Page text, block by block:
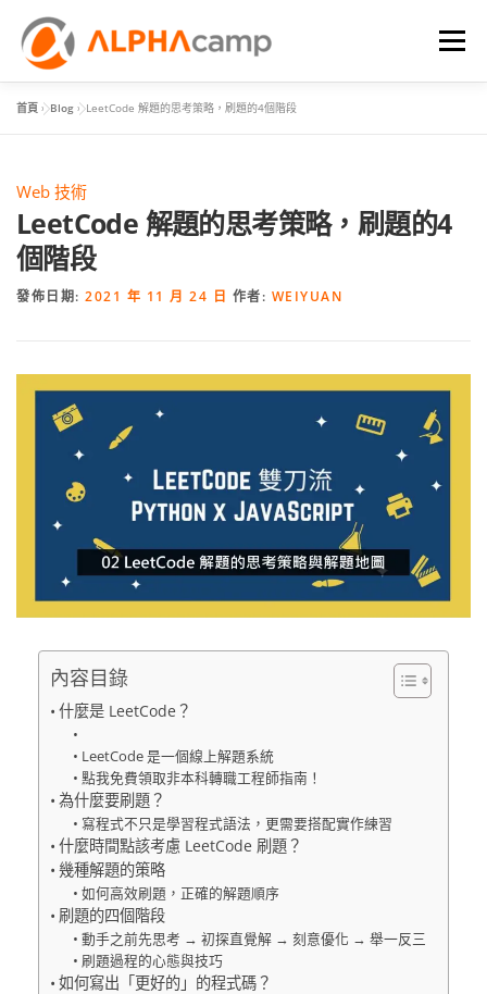
選單
FAQ
首頁 »Blog »LeetCode 解題的思考策略，刷題的4個階段
Web 技術
LeetCode 解題的思考策略，刷題的4
個階段
發佈日期: 2021 年 11 月 24 日 作者: WEIYUAN
內容目錄
什麼是 LeetCode？
LeetCode 是一個線上解題系統
點我免費領取非本科轉職工程師指南！
為什麼要刷題？
寫程式不只是學習程式語法，更需要搭配實作練習
什麼時間點該考慮 LeetCode 刷題？
幾種解題的策略
如何高效刷題，正確的解題順序
刷題的四個階段
動手之前先思考 → 初探直覺解 → 刻意優化 → 舉一反三
刷題過程的心態與技巧
如何寫出「更好的」的程式碼？